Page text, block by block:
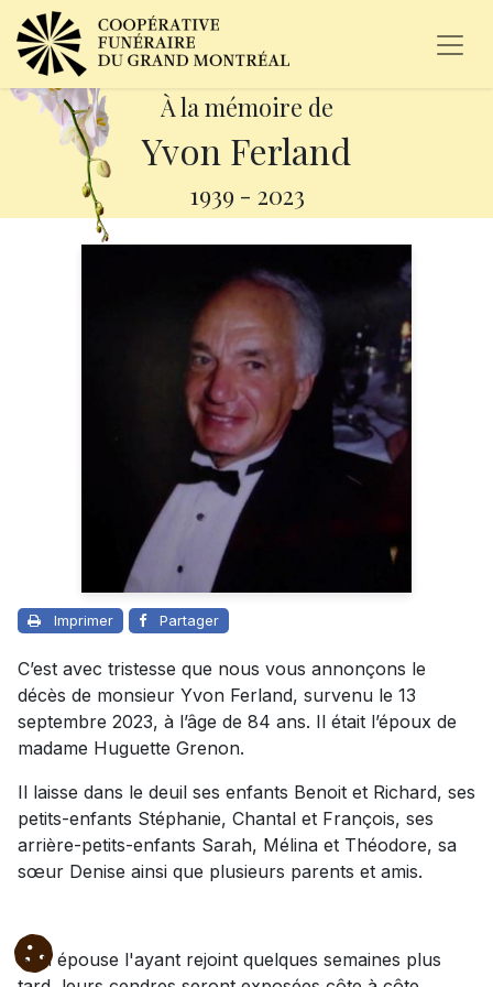
À la mémoire de
Yvon Ferland
1939 - 2023
Imprimer Partager
C’est avec tristesse que nous vous annonçons le
décès de monsieur Yvon Ferland, survenu le 13
septembre 2023, à l’âge de 84 ans. Il était l’époux de
madame Huguette Grenon.
Il laisse dans le deuil ses enfants Benoit et Richard, ses
petits-enfants Stéphanie, Chantal et François, ses
arrière-petits-enfants Sarah, Mélina et Théodore, sa
sœur Denise ainsi que plusieurs parents et amis.
Son épouse l'ayant rejoint quelques semaines plus